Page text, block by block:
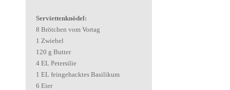
Serviettenknödel:
8 Brötchen vom Vortag
1 Zwiebel
120 g Butter
4 EL Petersilie
1 EL feingehacktes Basilikum
6 Eier